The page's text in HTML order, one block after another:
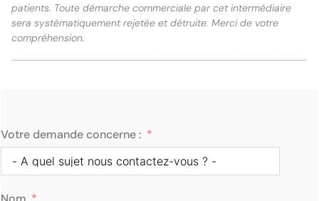
Votre demande concerne :
patients. Toute démarche commerciale par cet intermédiaire
sera systématiquement rejetée et détruite. Merci de votre
compréhension.